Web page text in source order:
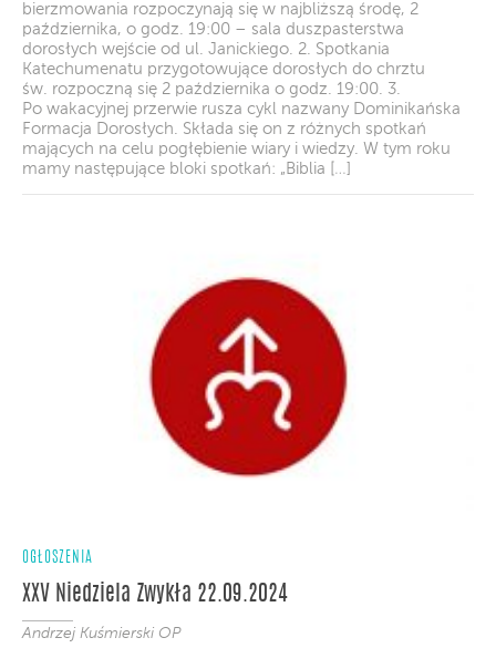
bierzmowania rozpoczynają się w najbliższą środę, 2
października, o godz. 19:00 – sala duszpasterstwa
dorosłych wejście od ul. Janickiego. 2. Spotkania
Katechumenatu przygotowujące dorosłych do chrztu
św. rozpoczną się 2 października o godz. 19:00. 3.
Po wakacyjnej przerwie rusza cykl nazwany Dominikańska
Formacja Dorosłych. Składa się on z różnych spotkań
mających na celu pogłębienie wiary i wiedzy. W tym roku
mamy następujące bloki spotkań: „Biblia […]
OGŁOSZENIA
XXV Niedziela Zwykła 22.09.2024
Andrzej Kuśmierski OP